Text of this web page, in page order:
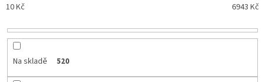
10Kč 6943 Kč
Na skladě 520